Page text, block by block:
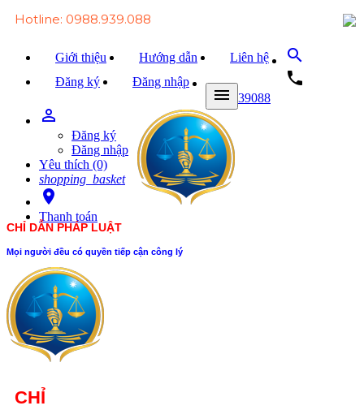
Hotline: 0988.939.088
Giới thiệu Hướng dẫn
Liên hệ
Đăng ký
Đăng nhập
search
local_phone
0988939088
person_outline
Đăng ký
Đăng nhập
Yêu thích (0)
shopping_basket
room
Thanh toán
menu
CHỈ DẪN PHÁP LUẬT
Mọi người đều có quyền tiếp cận công lý
CHỈ
Trang chủ
Văn bản Luật
Văn bản Đảng
Tài liệu
Hỏi - đáp
Trao đổi
Tin tức
Liên hệ